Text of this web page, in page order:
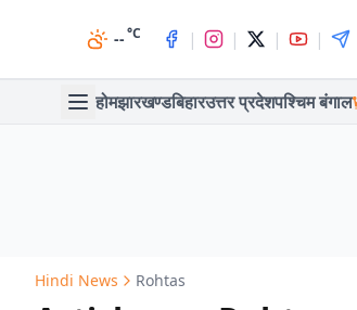
--°C | | | |
होमझारखण्डबिहारउत्तर प्रदेशपश्चिम बंगाल
Hindi News Rohtas